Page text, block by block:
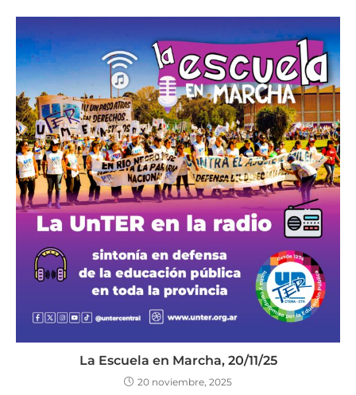
La Escuela en Marcha, 20/11/25
20 noviembre, 2025